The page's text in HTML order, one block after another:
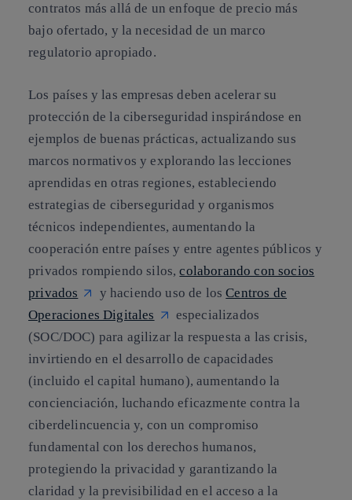
contratos más allá de un enfoque de precio más
bajo ofertado, y la necesidad de un marco
regulatorio apropiado.
Los países y las empresas deben acelerar su
protección de la ciberseguridad inspirándose en
ejemplos de buenas prácticas, actualizando sus
marcos normativos y explorando las lecciones
aprendidas en otras regiones, estableciendo
estrategias de ciberseguridad y organismos
técnicos independientes, aumentando la
cooperación entre países y entre agentes públicos y
privados rompiendo silos,colaborando con socios
privados
y haciendo uso de losCentros de
Operaciones Digitales
especializados
(SOC/DOC) para agilizar la respuesta a las crisis,
invirtiendo en el desarrollo de capacidades
(incluido el capital humano), aumentando la
concienciación, luchando eficazmente contra la
ciberdelincuencia y, con un compromiso
fundamental con los derechos humanos,
protegiendo la privacidad y garantizando la
claridad y la previsibilidad en el acceso a la